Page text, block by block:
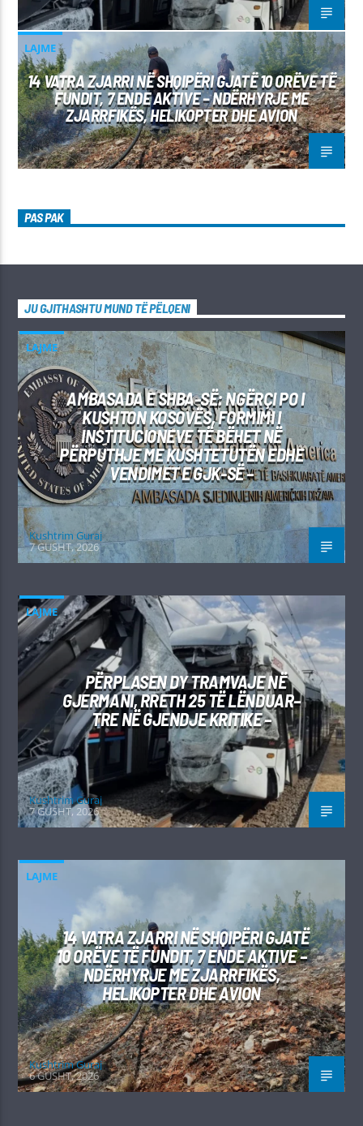
LAJME
14 VATRA ZJARRI NË SHQIPËRI GJATË 10 ORËVE TË
FUNDIT, 7 ENDE AKTIVE – NDËRHYRJE ME
ZJARRFIKËS, HELIKOPTER DHE AVION
PAS PAK
JU GJITHASHTU MUND TË PËLQENI
LAJME
AMBASADA E SHBA-SË: NGËRÇI PO I
KUSHTON KOSOVËS, FORMIMI I
INSTITUCIONEVE TË BËHET NË
PËRPUTHJE ME KUSHTETUTËN EDHE
VENDIMET E GJK-SË –
Kushtrim Guraj
7 GUSHT, 2026
LAJME
PËRPLASEN DY TRAMVAJE NË
GJERMANI, RRETH 25 TË LËNDUAR–
TRE NË GJENDJE KRITIKE –
Kushtrim Guraj
7 GUSHT, 2026
LAJME
14 VATRA ZJARRI NË SHQIPËRI GJATË
10 ORËVE TË FUNDIT, 7 ENDE AKTIVE –
NDËRHYRJE ME ZJARRFIKËS,
HELIKOPTER DHE AVION
Kushtrim Guraj
6 GUSHT, 2026